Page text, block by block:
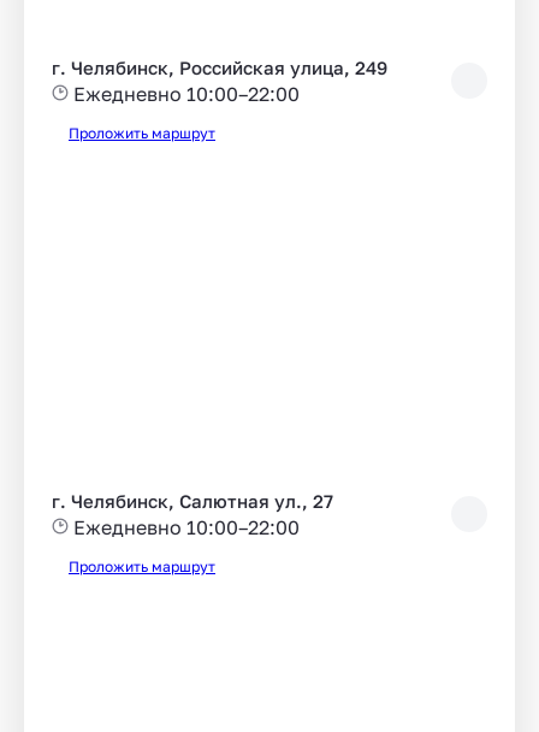
г. Челябинск, Российская улица, 249
Ежедневно 10:00–22:00
Проложить маршрут
г. Челябинск, Салютная ул., 27
Ежедневно 10:00–22:00
Проложить маршрут